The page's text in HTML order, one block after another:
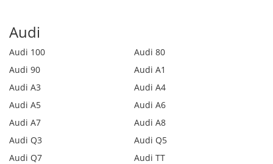
Audi
Audi 100
Audi 80
Audi 90
Audi A1
Audi A3
Audi A4
Audi A5
Audi A6
Audi A7
Audi A8
Audi Q3
Audi Q5
Audi Q7
Audi TT